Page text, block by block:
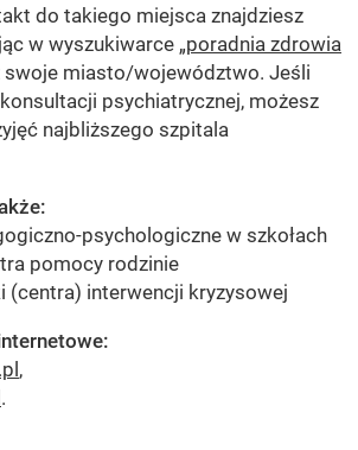
do takiego miejsca znajdziesz
w wyszukiwarce „poradnia zdrowia
swoje miasto/województwo. Jeśli
psychiatrycznej, możesz
najbliższego szpitala
psychologiczne w szkołach
pomocy rodzinie
(centra) interwencji kryzysowej
,
.